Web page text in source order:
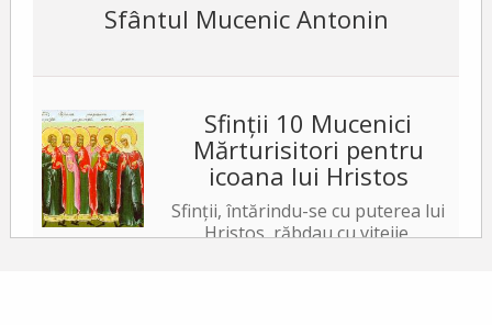
Sfântul Mucenic Antonin
Sfinții 10 Mucenici
Mărturisitori pentru
icoana lui Hristos
Sfinții, întărindu-se cu puterea lui
Hristos, răbdau cu vitejie,